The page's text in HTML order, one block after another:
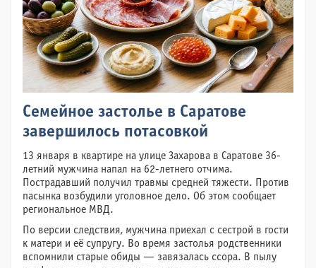
Семейное застолье в Саратове
завершилось потасовкой
13 января в квартире на улице Захарова в Саратове 36-
летний мужчина напал на 62-летнего отчима.
Пострадавший получил травмы средней тяжести. Против
пасынка возбудили уголовное дело. Об этом сообщает
региональное МВД.
По версии следствия, мужчина приехал с сестрой в гости
к матери и её супругу. Во время застолья родственники
вспомнили старые обиды — завязалась ссора. В пылу